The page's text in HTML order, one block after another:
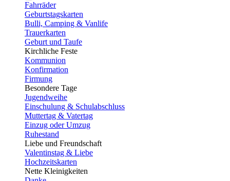
Fahrräder
Geburtstagskarten
Bulli, Camping & Vanlife
Trauerkarten
Geburt und Taufe
Kirchliche Feste
Kommunion
Konfirmation
Firmung
Besondere Tage
Jugendweihe
Einschulung & Schulabschluss
Muttertag & Vatertag
Einzug oder Umzug
Ruhestand
Liebe und Freundschaft
Valentinstag & Liebe
Hochzeitskarten
Nette Kleinigkeiten